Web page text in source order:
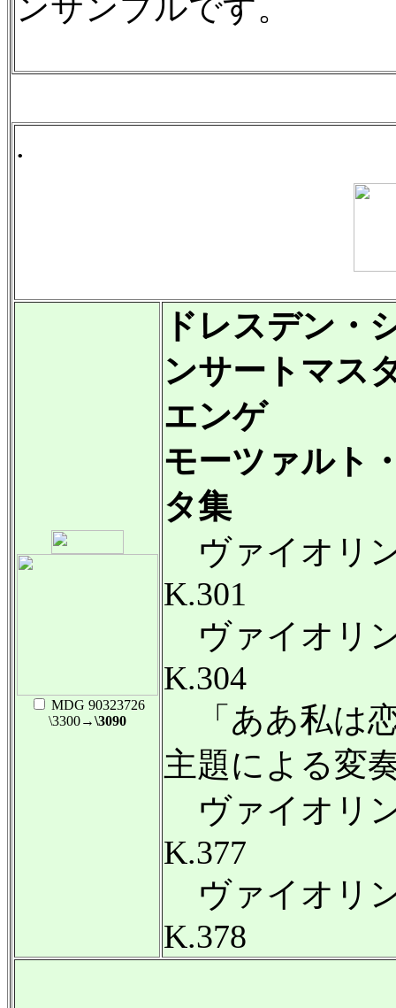
ンサンブルです。
.
MDG 90323726
\3300→\3090
ドレスデン・
ンサートマス
エンゲ
モーツァルト
タ集
ヴァイオリ
K.301
ヴァイオリ
K.304
「ああ私は
主題による変
ヴァイオリ
K.377
ヴァイオリ
K.378